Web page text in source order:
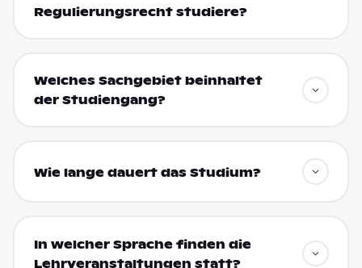
Regulierungsrecht studiere?
Welches Sachgebiet beinhaltet
der Studiengang?
Wie lange dauert das Studium?
In welcher Sprache finden die
Lehrveranstaltungen statt?